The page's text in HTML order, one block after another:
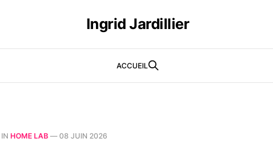
Ingrid Jardillier
ACCUEIL
IN HOME LAB — 08 JUIN 2026